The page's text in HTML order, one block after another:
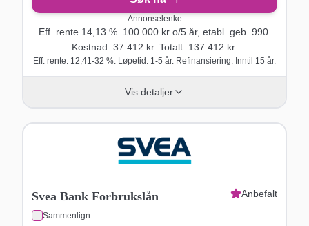
Annonselenke
Eff. rente 14,13 %. 100 000kr o/5år, etabl. geb. 990.
Kostnad: 37 412 kr. Totalt: 137 412 kr.
Eff. rente: 12,41-32 %. Løpetid: 1-5 år. Refinansiering: Inntil 15 år.
Vis detaljer
Svea Bank Forbrukslån
Sammenlign
Anbefalt